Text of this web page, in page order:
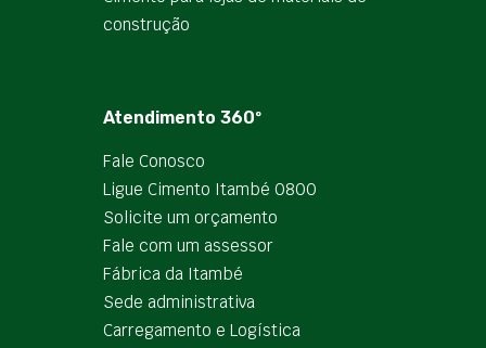
construção
Atendimento 360º
Fale Conosco
Ligue Cimento Itambé 0800
Solicite um orçamento
Fale com um assessor
Fábrica da Itambé
Sede administrativa
Carregamento e Logística